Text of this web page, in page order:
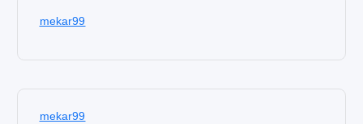
mekar99
mekar99